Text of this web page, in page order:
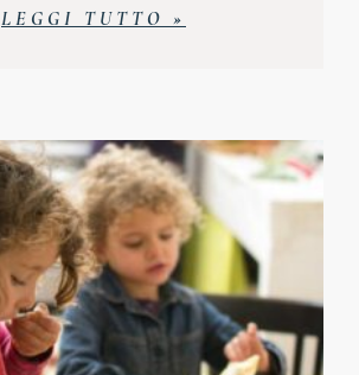
LEGGI TUTTO »